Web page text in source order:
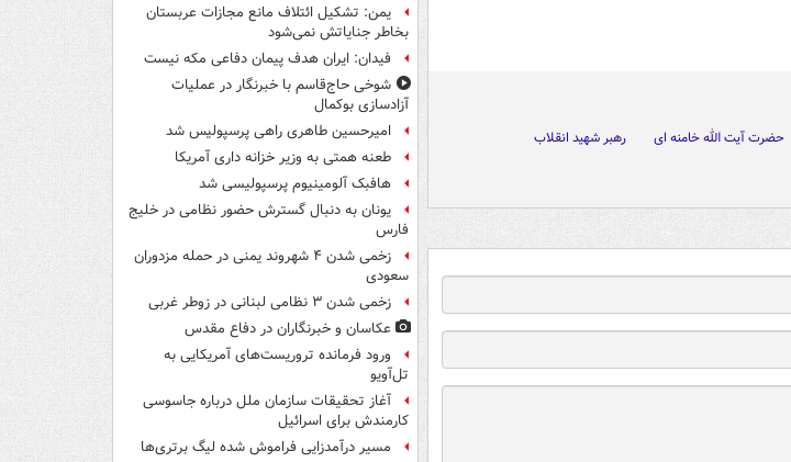
حضرت آیت الله خامنه ای
رهبر شهید انقلاب
یمن: تشکیل ائتلاف مانع مجازات عربستان
بخاطر جنایاتش نمی‌شود
فیدان: ایران هدف پیمان دفاعی مکه نیست
شوخی حاج‌قاسم با خبرنگار در عملیات
آزادسازی بوکمال
امیرحسین طاهری راهی پرسپولیس شد
طعنه همتی به وزیر خزانه داری آمریکا
هافبک آلومینیوم پرسپولیسی شد
یونان به دنبال گسترش حضور نظامی در خلیج
فارس
زخمی شدن ۴ شهروند یمنی در حمله مزدوران
سعودی
زخمی شدن ۳ نظامی لبنانی در زوطر غربی
عکاسان و خبرنگاران در دفاع مقدس
ورود فرمانده تروریست‌های آمریکایی به
تل‌آویو
آغاز تحقیقات سازمان ملل درباره جاسوسی
کارمندش برای اسرائیل
مسیر درآمدزایی فراموش شده لیگ برتری‌ها